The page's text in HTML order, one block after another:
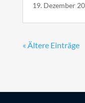
19. Dezember
« Ältere Einträge